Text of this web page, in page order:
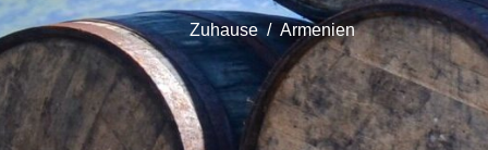
Irlands Kulturlandschaften
Sherryreise in Andalusien
Zuhause/ Armenien